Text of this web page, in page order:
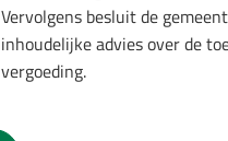
Vervolgens besluit de
inhoudelijke advies over de
vergoeding.